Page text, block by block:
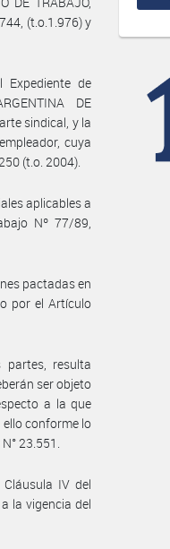
(t.o.1.976) y
Expediente de
DE
sindical, y la
cuya
(t.o. 2004).
aplicables a
Nº 77/89,
pactadas en
por el Artículo
resulta
ser objeto
a la que
conforme lo
23.551.
IV del
la vigencia del